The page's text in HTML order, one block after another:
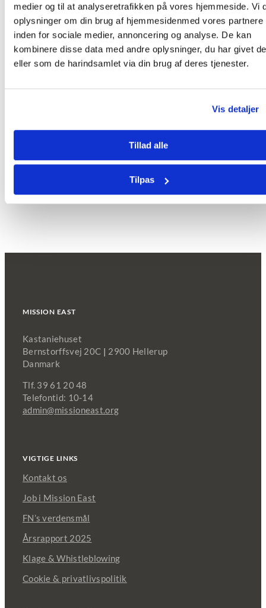
medier og til at analyseretrafikken på vores hjemmeside. Vi
oplysninger om din brug af hjemmesidenmed vores partnere
inden for sociale medier, annoncering og analyse. De kan
kombinere disse data med andre oplysninger, du har givet
eller som de harindsamlet via din brug af deres tjenester.
Vis detaljer
Tillad alle
Tilpas
Del denne historie!
Facebook
X LinkedIn
TumblrPinterest
E-
mail
Beslægtede indlæg
Mission East viser film om klima og inklusion på
Klimafolkemødet
MISSION EAST
Kastaniehuset
Bernstorffsvej 20C | 2900 Hellerup
Danmark
Tlf. 39 61 20 48
Telefontid: 10-14
admin@missioneast.org
VIGTIGE LINKS
Kontakt os
Job i Mission East
FN’s verdensmål
Årsrapport 2025
Klage & Whistleblowing
Cookie & privatlivspolitik